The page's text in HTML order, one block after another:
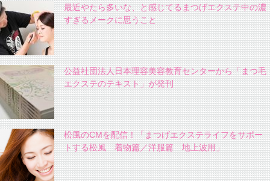
最近やたら多いな、と感じてるまつげエクステ中の濃
すぎるメークに思うこと
公益社団法人日本理容美容教育センターから「まつ毛
エクステのテキスト」が発刊
松風のCMを配信！「まつげエクステライフをサポー
トする松風 着物篇／洋服篇 地上波用」